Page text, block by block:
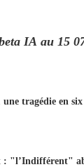
IA au 15
une tragédie en
: "l’Indifférent"